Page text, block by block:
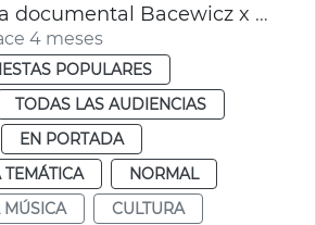
Palau Música documental Bacewicz x Bomsori
4 meses
POPULARES
TODAS LAS AUDIENCIAS
EN PORTADA
NORMAL
MÚSICA
CULTURA